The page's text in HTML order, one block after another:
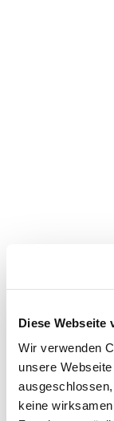
Diese Webseite
Wir verwenden
unsere
keine